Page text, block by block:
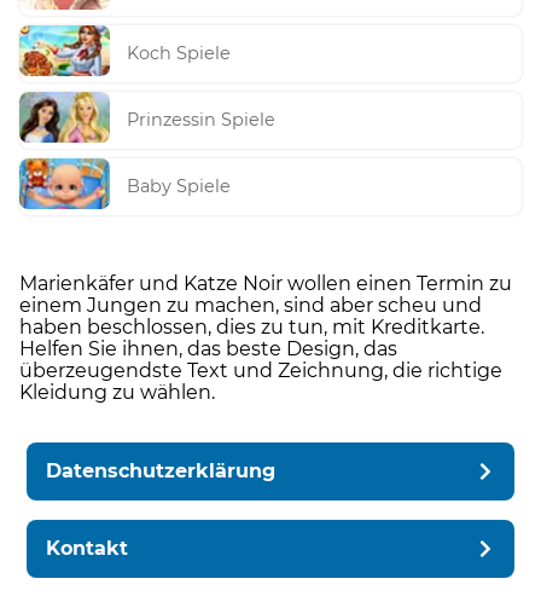
Koch Spiele
Prinzessin Spiele
Baby Spiele
Marienkäfer und Katze Noir wollen einen Termin zu
einem Jungen zu machen, sind aber scheu und
haben beschlossen, dies zu tun, mit Kreditkarte.
Helfen Sie ihnen, das beste Design, das
überzeugendste Text und Zeichnung, die richtige
Kleidung zu wählen.
Datenschutzerklärung
Kontakt